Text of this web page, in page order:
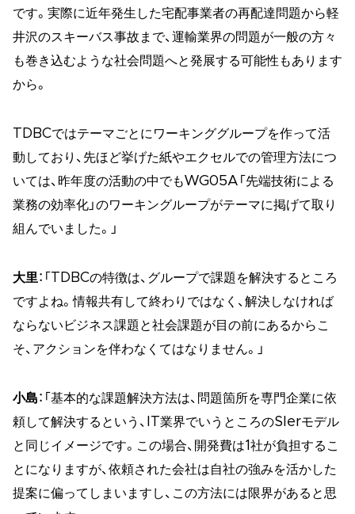
です。実際に近年発生した宅配事業者の再配達問題から軽
井沢のスキーバス事故まで、運輸業界の問題が一般の方々
も巻き込むような社会問題へと発展する可能性もあります
から。
TDBCではテーマごとにワーキンググループを作って活
動しており、先ほど挙げた紙やエクセルでの管理方法につ
いては、昨年度の活動の中でもWG05A「先端技術による
業務の効率化」のワーキングループがテーマに掲げて取り
組んでいました。」
大里：「TDBCの特徴は、グループで課題を解決するところ
ですよね。情報共有して終わりではなく、解決しなければ
ならないビジネス課題と社会課題が目の前にあるからこ
そ、アクションを伴わなくてはなりません。」
小島：「基本的な課題解決方法は、問題箇所を専門企業に依
頼して解決するという、IT業界でいうところのSIerモデル
と同じイメージです。この場合、開発費は1社が負担するこ
とになりますが、依頼された会社は自社の強みを活かした
提案に偏ってしまいますし、この方法には限界があると思